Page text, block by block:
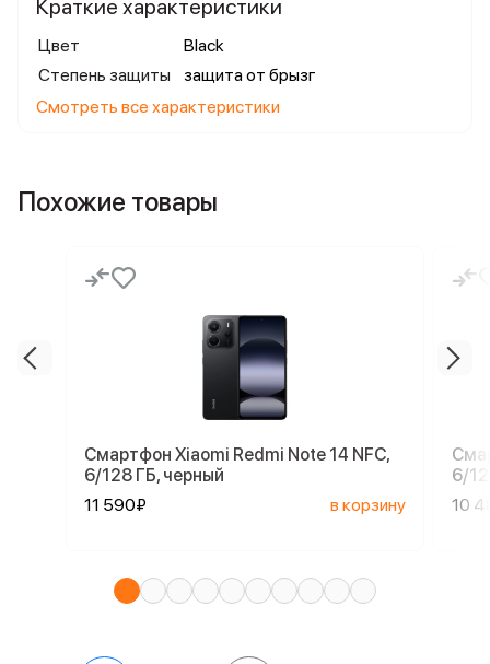
Краткие характеристики
Цвет
Black
Степень защиты
защита от брызг
Смотреть все характеристики
Похожие товары
Смартфон Xiaomi Redmi Note 14 NFC,
6/128 ГБ, черный
11 590₽
в корзину
6/
10